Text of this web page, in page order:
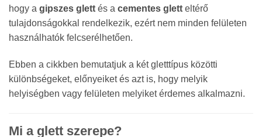
hogy a gipszes glett és a cementes glett eltérő
tulajdonságokkal rendelkezik, ezért nem minden felületen
használhatók felcserélhetően.
Ebben a cikkben bemutatjuk a két gletttípus közötti
különbségeket, előnyeiket és azt is, hogy melyik
helyiségben vagy felületen melyiket érdemes alkalmazni.
Mi a glett szerepe?